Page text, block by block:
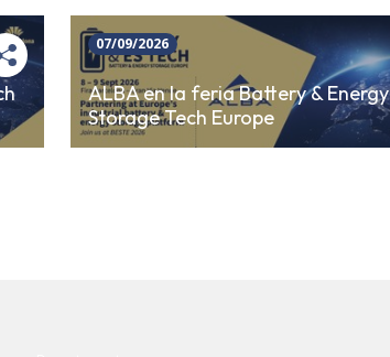
07/09/2026
ALBA en la feria Battery & Energy
Storage Tech Europe